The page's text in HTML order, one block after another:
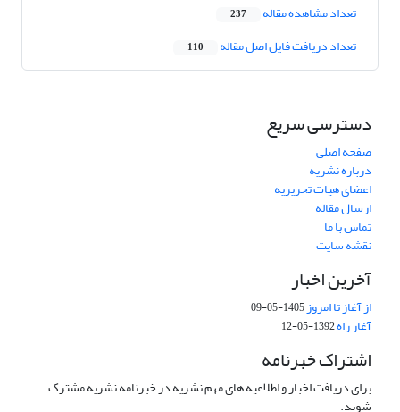
تعداد مشاهده مقاله 237
تعداد دریافت فایل اصل مقاله 110
دسترسی سریع
صفحه اصلی
درباره نشریه
اعضای هیات تحریریه
ارسال مقاله
تماس با ما
نقشه سایت
آخرین اخبار
از آغاز تا امروز1405-05-09
آغاز راه1392-05-12
اشتراک خبرنامه
برای دریافت اخبار و اطلاعیه های مهم نشریه در خبرنامه نشریه مشترک
شوید.